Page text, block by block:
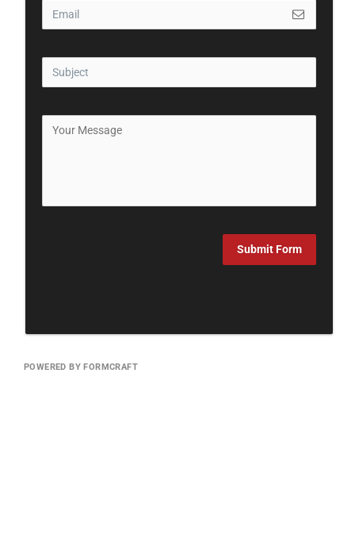
Submit Form
POWERED BY FORMCRAFT